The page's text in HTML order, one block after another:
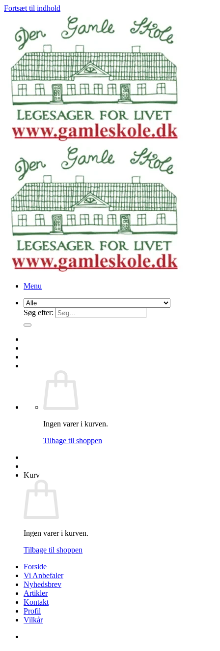
Fortsæt til indhold
Menu
Søg efter:
Ingen varer i kurven.
Tilbage til shoppen
Kurv
Ingen varer i kurven.
Tilbage til shoppen
Forside
Vi Anbefaler
Nyhedsbrev
Artikler
Kontakt
Profil
Vilkår